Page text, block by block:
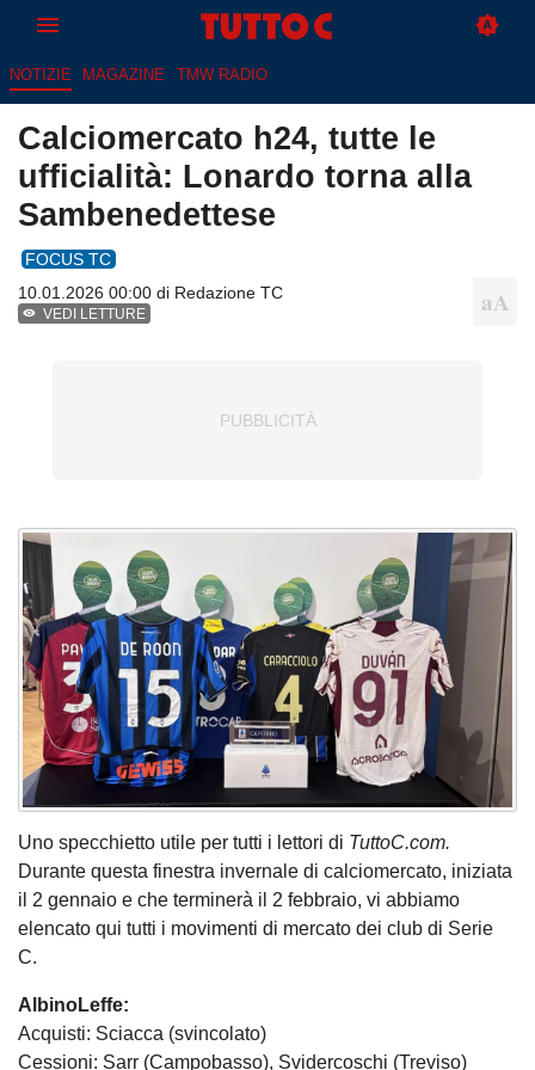
NOTIZIE MAGAZINE TMW RADIO
Calciomercato h24, tutte le
ufficialità: Lonardo torna alla
Sambenedettese
FOCUS TC
10.01.2026 00:00 di Redazione TC
VEDI LETTURE
Uno specchietto utile per tutti i lettori di TuttoC.com.
Durante questa finestra invernale di calciomercato, iniziata
il 2 gennaio e che terminerà il 2 febbraio, vi abbiamo
elencato qui tutti i movimenti di mercato dei club di Serie
C.
AlbinoLeffe:
Acquisti: Sciacca (svincolato)
Cessioni: Sarr (Campobasso), Svidercoschi (Treviso)